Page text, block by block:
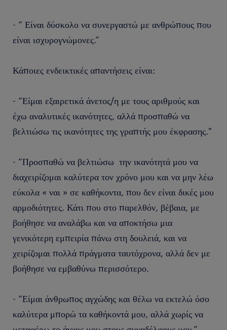
- “ Είναι δύσκολο να συνεργαστώ με ανθρώπους που
είναι ισχυρογνώμονες.”
Κάποιες ενδεικτικές απαντήσεις είναι:
- “Είμαι εξαιρετικά άνετος/η με τους αριθμούς και
έχω αναλυτικές ικανότητες, αλλά προσπαθώ να
βελτιώσω τις ικανότητες της γραπτής μου έκφρασης."
- “Προσπαθώ να βελτιώσω την ικανότητά μου να
διαχειρίζομαι καλύτερα τον χρόνο μου και να μην λέω
εύκολα « ναι » σε καθήκοντα, που δεν είναι δικές μου
αρμοδιότητες. Κάτι που στο παρελθόν, βέβαια, με
βοήθησε να αναλάβω και να αποκτήσω μια
γενικότερη εμπειρία πάνω στη δουλειά, και να
χειρίζομαι πολλά πράγματα ταυτόχρονα, αλλά δεν με
βοήθησε να εμβαθύνω περισσότερο.
- “Είμαι άνθρωπος αγχώδης και θέλω να εκτελώ όσο
καλύτερα μπορώ τα καθήκοντά μου, αλλά χωρίς να